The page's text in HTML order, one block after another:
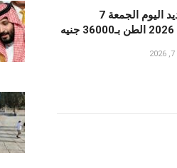
سعر الحديد اليوم الجمعة 7